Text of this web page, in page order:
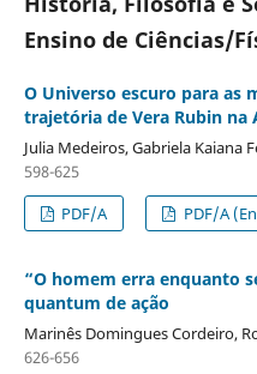
Ensino de Ciências/
O Universo escuro para as
trajetória de Vera Rubin na
Julia Medeiros, Gabriela Kaiana
598-625
PDF/A
PDF/A
“O homem erra enquanto
quantum de ação
Marinês Domingues Cordeiro,
626-656